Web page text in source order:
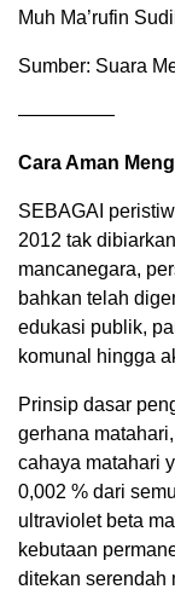
Muh Ma’rufin
Sumber: Suara
—————
Cara Aman
SEBAGAI
2012 tak
mancanegara,
bahkan telah
edukasi publik,
komunal hingga
Prinsip dasar
gerhana
cahaya matahari
0,002 % dari
ultraviolet beta
kebutaan
ditekan serendah